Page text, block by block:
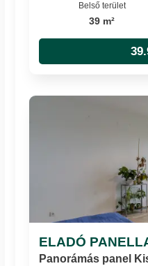
Belső terület
39 m²
ELADÓ
Panorámás panel